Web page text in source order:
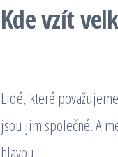
Kde vzít
Lidé, které
jsou jim společné. A
hlavou.